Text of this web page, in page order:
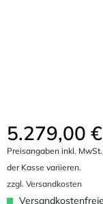
5.279,00
Preisangaben inkl.
der Kasse variieren.
zzgl. Versandkosten